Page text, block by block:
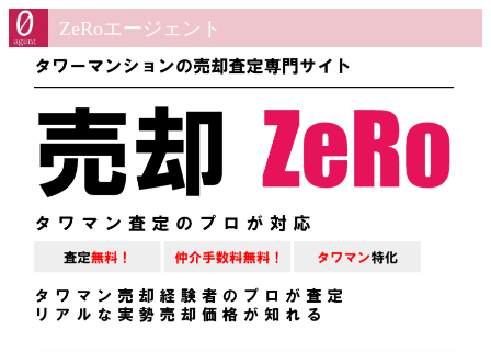
ZeRoエージェント